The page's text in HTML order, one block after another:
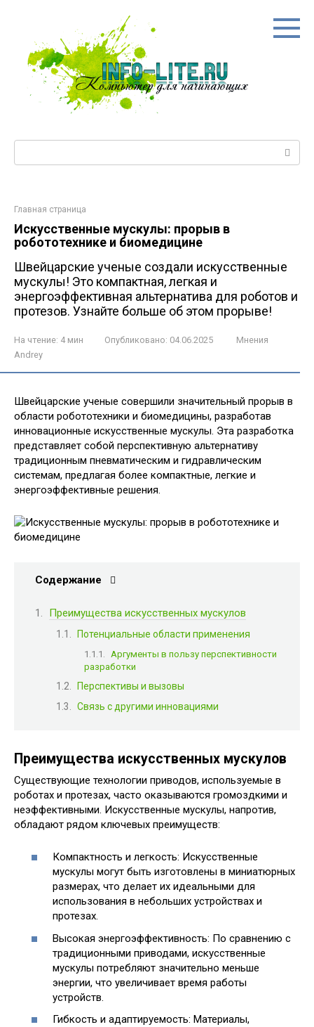
Главная страница
Искусственные мускулы: прорыв в
робототехнике и биомедицине
Швейцарские ученые создали искусственные
мускулы! Это компактная, легкая и
энергоэффективная альтернатива для роботов и
протезов. Узнайте больше об этом прорыве!
На чтение: 4 мин Опубликовано: 04.06.2025
Мнения
Andrey
Швейцарские ученые совершили значительный прорыв в
области робототехники и биомедицины, разработав
инновационные искусственные мускулы. Эта разработка
представляет собой перспективную альтернативу
традиционным пневматическим и гидравлическим
системам, предлагая более компактные, легкие и
энергоэффективные решения.
Содержание
Преимущества искусственных мускулов
Потенциальные области применения
Аргументы в пользу перспективности
разработки
Перспективы и вызовы
Связь с другими инновациями
Преимущества искусственных мускулов
Существующие технологии приводов, используемые в
роботах и протезах, часто оказываются громоздкими и
неэффективными. Искусственные мускулы, напротив,
обладают рядом ключевых преимуществ:
Компактность и легкость: Искусственные
мускулы могут быть изготовлены в миниатюрных
размерах, что делает их идеальными для
использования в небольших устройствах и
протезах.
Высокая энергоэффективность: По сравнению с
традиционными приводами, искусственные
мускулы потребляют значительно меньше
энергии, что увеличивает время работы
устройств.
Гибкость и адаптируемость: Материалы,